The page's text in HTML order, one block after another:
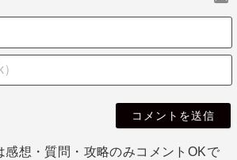
感想・質問・攻略のみコメントOKで